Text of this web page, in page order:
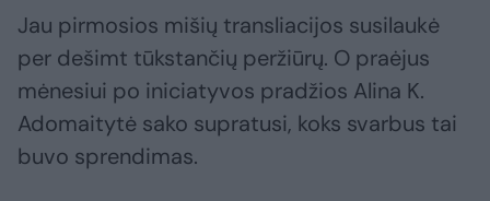
Jau pirmosios mišių transliacijos susilaukė
per dešimt tūkstančių peržiūrų. O praėjus
mėnesiui po iniciatyvos pradžios Alina K.
Adomaitytė sako supratusi, koks svarbus tai
buvo sprendimas.